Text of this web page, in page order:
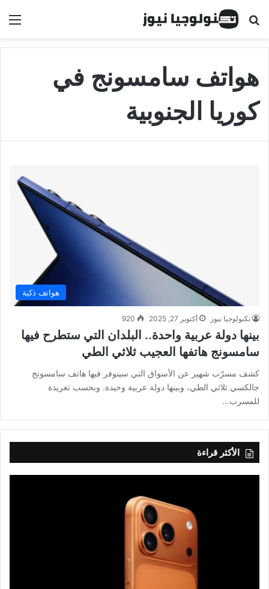
البحث عن
هواتف سامسونج في
كوريا الجنوبية
هواتف ذكية
تكنولوجيا نيوز أكتوبر 27, 2025 920
بينها دولة عربية واحدة.. البلدان التي ستطرح فيها
سامسونج هاتفها العجيب ثلاثي الطي
كشف مسرّب شهير عن الأسواق التي سيتوفر فيها هاتف سامسونج
جالكسي ثلاثي الطي، وبينها دولة عربية وحيدة. وبحسب تغريدة
للمسرب…
الأكثر قراءة